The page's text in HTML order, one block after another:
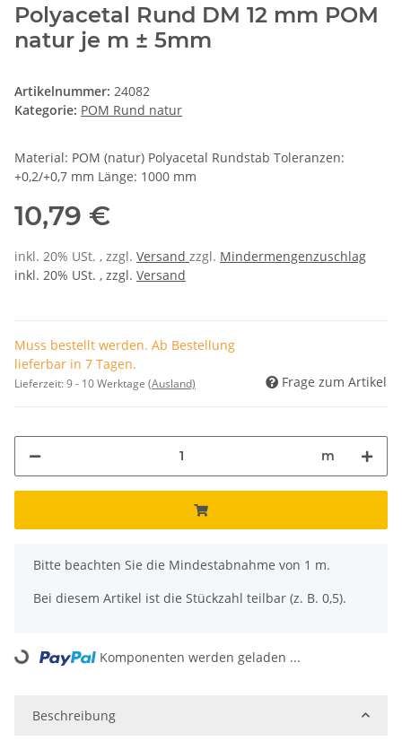
Polyacetal Rund DM 12 mm POM
natur je m ± 5mm
Artikelnummer: 24082
Kategorie: POM Rund natur
Material: POM (natur) Polyacetal Rundstab Toleranzen:
+0,2/+0,7 mm Länge: 1000 mm
10,79 €
inkl. 20% USt. , zzgl. Versand zzgl. Mindermengenzuschlag
inkl. 20% USt. , zzgl. Versand
Muss bestellt werden. Ab Bestellung
lieferbar in 7 Tagen.
Lieferzeit:9 - 10 Werktage (Ausland) Frage zum Artikel
m
x
Bitte beachten Sie die Mindestabnahme von 1 m.
Bei diesem Artikel ist die Stückzahl teilbar (z. B. 0,5).
Loading... Komponenten werden geladen ...
Beschreibung